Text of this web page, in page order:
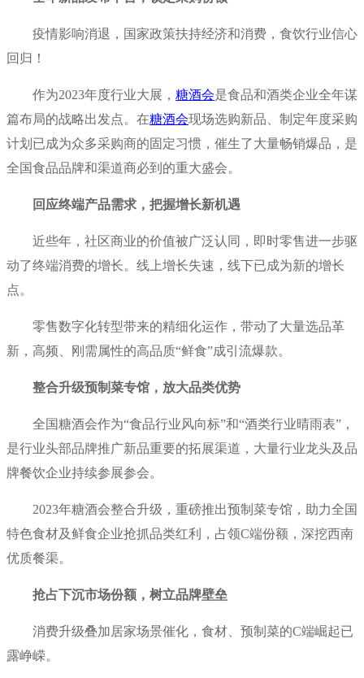
疫情影响消退，国家政策扶持经济和消费，食饮行业信心
回归！
作为2023年度行业大展， 糖酒会是食品和酒类企业全年谋
篇布局的战略出发点。在糖酒会现场选购新品、制定年度采购
计划已成为众多采购商的固定习惯，催生了大量畅销爆品，是
全国食品品牌和渠道商必到的重大盛会。
回应终端产品需求，把握增长新机遇
近些年，社区商业的价值被广泛认同，即时零售进一步驱
动了终端消费的增长。线上增长失速，线下已成为新的增长
点。
零售数字化转型带来的精细化运作，带动了大量选品革
新，高频、刚需属性的高品质“鲜食”成引流爆款。
整合升级预制菜专馆，放大品类优势
全国糖酒会作为“食品行业风向标”和“酒类行业晴雨表”，
是行业头部品牌推广新品重要的拓展渠道，大量行业龙头及品
牌餐饮企业持续参展参会。
2023年糖酒会整合升级，重磅推出预制菜专馆，助力全国
特色食材及鲜食企业抢抓品类红利，占领C端份额，深挖西南
优质餐渠。
抢占下沉市场份额，树立品牌壁垒
消费升级叠加居家场景催化，食材、预制菜的C端崛起已
露峥嵘。